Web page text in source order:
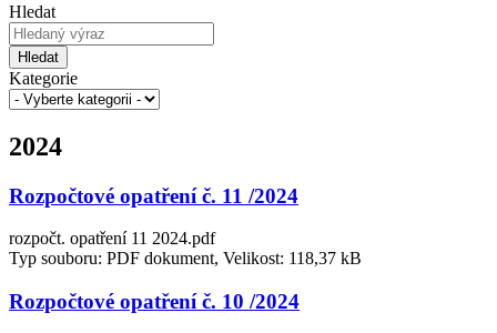
Hledat
Hledat
Kategorie
2024
Rozpočtové opatření č. 11 /2024
rozpočt. opatření 11 2024.pdf
Typ souboru: PDF dokument, Velikost: 118,37 kB
Rozpočtové opatření č. 10 /2024